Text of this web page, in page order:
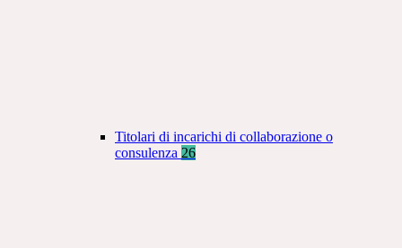
Titolari di incarichi di collaborazione o
consulenza 26